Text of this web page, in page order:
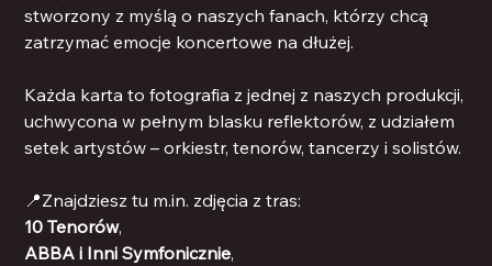
stworzony z myślą o naszych fanach, którzy chcą
zatrzymać emocje koncertowe na dłużej.
Każda karta to fotografia z jednej z naszych produkcji,
uchwycona w pełnym blasku reflektorów, z udziałem
setek artystów – orkiestr, tenorów, tancerzy i solistów.
📍Znajdziesz tu m.in. zdjęcia z tras:
10 Tenorów,
ABBA i Inni Symfonicznie,